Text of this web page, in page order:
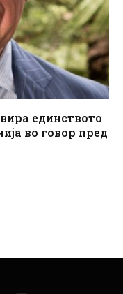
единството
во говор пред